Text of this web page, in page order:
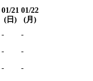
01/21
(日)
01/22
(月)
- -
- -
- -